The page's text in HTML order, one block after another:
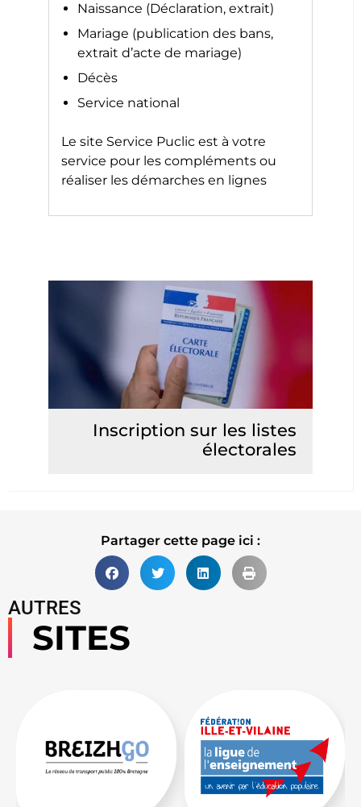
Naissance (Déclaration, extrait)
Mariage (publication des bans,
extrait d’acte de mariage)
Décès
Service national
Le site Service Puclic est à votre
service pour les compléments ou
réaliser les démarches en lignes
Inscription sur les listes
électorales
Partager cette page ici :
AUTRES
SITES